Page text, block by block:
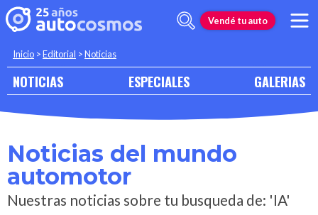
Vendé tu auto
Inicio >Editorial >Noticias
NOTICIAS ESPECIALES GALERIAS
Noticias del mundo
automotor
Nuestras noticias sobre tu busqueda de: 'IA'